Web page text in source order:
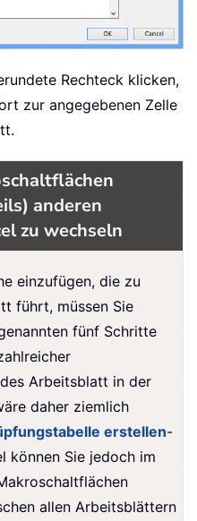
Rechteck klicken,
zur angegebenen Zelle
anderen
zu wechseln
einzufügen, die zu
führt, müssen Sie
fünf Schritte
Arbeitsblatt in der
daher ziemlich
erstellen-
können Sie jedoch im
allen Arbeitsblättern